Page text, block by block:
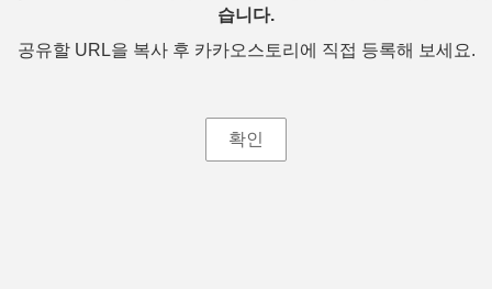
습니다.
공유할 URL을 복사 후 카카오스토리에 직접 등록해 보세요.
확인